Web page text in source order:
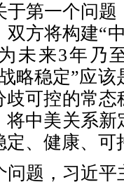
于第一个问
双方将构建“
未来3年乃
略稳定”应
歧可控的常
将中美关系
定、健康、可
问题，习近